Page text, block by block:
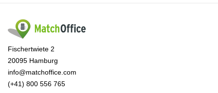
Fischertwiete 2
20095 Hamburg
info@matchoffice.com
(+41) 800 556 765